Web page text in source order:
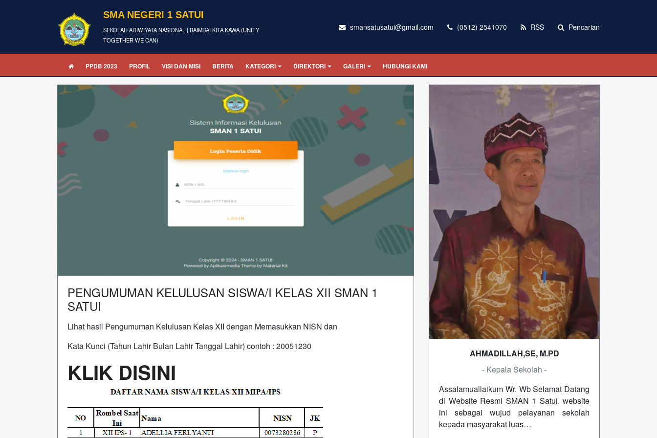
SMA NEGERI 1 SATUI
SEKOLAH ADIWIYATA NASIONAL | BAIMBAI KITA KAWA (UNITY
TOGETHER WE CAN)
smansatusatui@gmail.com (0512) 2541070 RSS Pencarian
PPDB 2023 PROFIL VISI DAN MISI BERITA KATEGORI DIREKTORI GALERI HUBUNGI KAMI
PENGUMUMAN KELULUSAN SISWA/I KELAS XII SMAN 1
SATUI
Lihat hasil Pengumuman Kelulusan Kelas XII dengan Memasukkan NISN dan
Kata Kunci (Tahun Lahir Bulan Lahir Tanggal Lahir) contoh : 20051230
KLIK DISINI
AHMADILLAH,SE, M.PD
- Kepala Sekolah -
Assalamuallaikum Wr. Wb Selamat Datang
di Website Resmi SMAN 1 Satui. website
ini sebagai wujud pelayanan sekolah
kepada masyarakat luas…